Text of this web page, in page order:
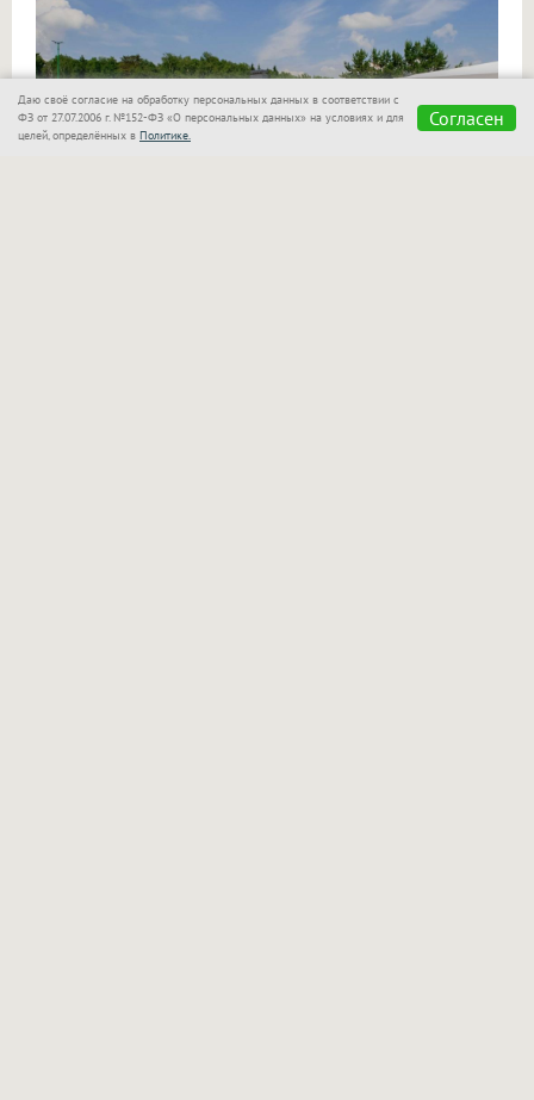
Даю своё согласие на обработку персональных данных в соответствии с
ФЗ от 27.07.2006 г. №152-ФЗ «О персональных данных» на условиях и для
целей, определённых в Политике.
Согласен